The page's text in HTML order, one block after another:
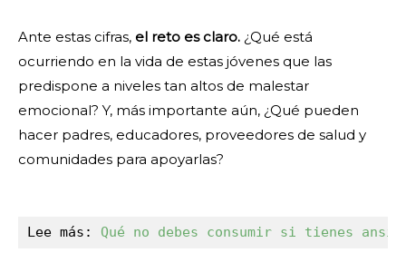
Ante estas cifras, el reto es claro. ¿Qué está
ocurriendo en la vida de estas jóvenes que las
predispone a niveles tan altos de malestar
emocional? Y, más importante aún, ¿Qué pueden
hacer padres, educadores, proveedores de salud y
comunidades para apoyarlas?
Lee más: Qué no debes consumir si tienes